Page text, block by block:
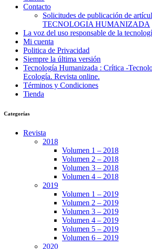
Contacto
Solicitudes de publicación de
TECNOLOGIA HUMANIZADA
La voz del uso responsable de la
Mi cuenta
Politica de Privacidad
Siempre la última versión
Tecnología Humanizada : Crítica -
Ecología. Revista online.
Términos y Condiciones
Tienda
Categorías
Revista
2018
Volumen 1 – 2018
Volumen 2 – 2018
Volumen 3 – 2018
Volumen 4 – 2018
2019
Volumen 1 – 2019
Volumen 2 – 2019
Volumen 3 – 2019
Volumen 4 – 2019
Volumen 5 – 2019
Volumen 6 – 2019
2020